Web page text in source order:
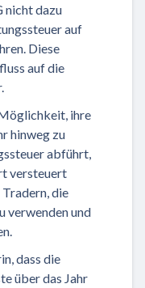
nicht dazu
auf
Diese
auf die
ihre
hinweg zu
abführt,
versteuert
die
verwenden und
dass die
über das Jahr